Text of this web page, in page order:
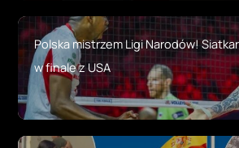
Polska mistrzem Ligi Narodów!
w finale z USA